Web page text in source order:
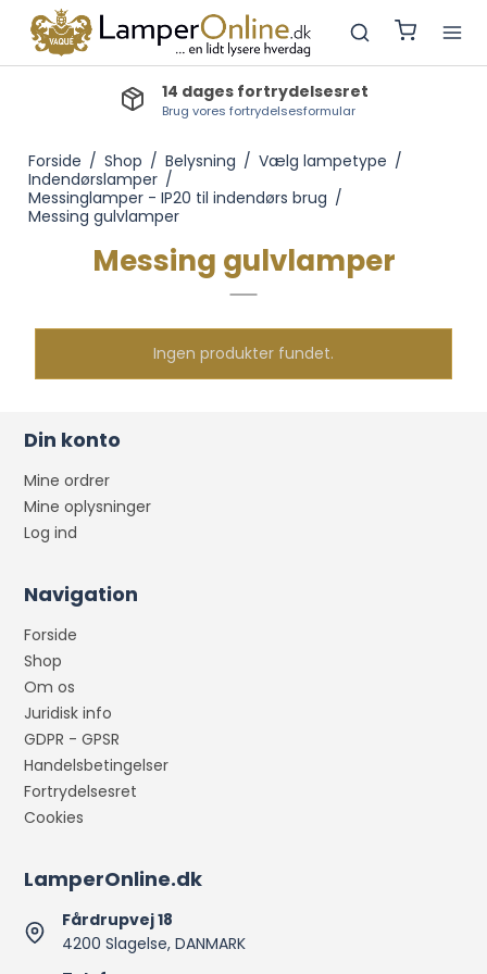
14 dages fortrydelsesret
Brug vores fortrydelsesformular
Forside / Shop / Belysning / Vælg lampetype /
Indendørslamper /
Messinglamper - IP20 til indendørs brug /
Messing gulvlamper
Messing gulvlamper
Ingen produkter fundet.
Din konto
Mine ordrer
Mine oplysninger
Log ind
Navigation
Forside
Shop
Om os
Juridisk info
GDPR - GPSR
Handelsbetingelser
Fortrydelsesret
Cookies
LamperOnline.dk
Fårdrupvej 18
4200 Slagelse, DANMARK